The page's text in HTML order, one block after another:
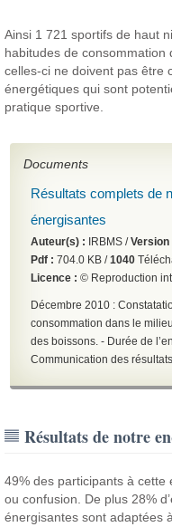
Ainsi 1 721 sportifs de haut
habitudes de consommation
celles-ci ne doivent pas être
énergétiques qui sont
pratique sportive.
Documents
Résultats complets de
énergisantes
Auteur(s) : IRBMS /Version
Pdf : 704.0 KB /1040
Licence : © Reproduction
Décembre 2010 :
consommation dans le
des boissons. - Durée de
Communication des
Résultats de notre
49% des participants à
ou confusion. De plus 28%
énergisantes sont adaptées